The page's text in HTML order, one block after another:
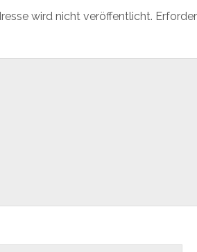
wird nicht veröffentlicht.